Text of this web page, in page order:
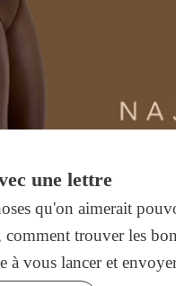
une lettre
qu'on aimerait
comment trouver les
à vous lancer et